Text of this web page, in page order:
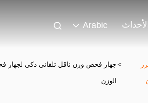
الأحداث Arabic
>جهاز فحص وزن ناقل تلقائي ذكي لجهاز
الوزن